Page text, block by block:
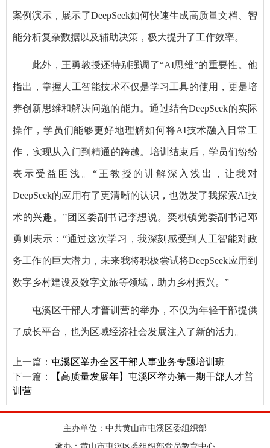
案例演示，展示了DeepSeek如何快速生成高质量文档、智
能分析复杂数据以及辅助决策，极大提升了工作效率。
此外，王勇教授还特别强调了“AI思维”的重要性。他
指出，掌握人工智能技术不仅是学习工具的使用，更是培
养创新思维和解决问题的能力。通过结合DeepSeek的实际
操作，学员们能够更好地理解如何将AI技术融入日常工
作，实现从入门到精通的跨越。培训结束后，学员们纷纷
表示受益匪浅。“王教授的讲解深入浅出，让我对
DeepSeek的应用有了更清晰的认识，也激发了我探索AI技
术的兴趣。”团区委副书记李想说。奕棋镇党委副书记邓
勇则表示：“通过这次学习，我深刻感受到人工智能对政
务工作的巨大潜力，未来我将积极尝试将DeepSeek应用到
数字乡村建设及数字文旅等领域，助力乡村振兴。”
屯溪区干部人才普训营的举办，不仅为年轻干部提供
了成长平台，也为区域经济社会发展注入了新的活力。
上一篇： 屯溪区举办全区干部人事业务专题培训班
下一篇：
【高质量发展年】屯溪区举办第一期干部人才普
训营
主办单位：中共黄山市屯溪区委组织部